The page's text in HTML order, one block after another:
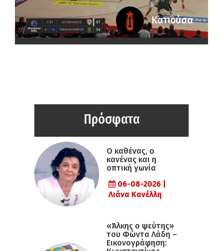
Κατιούσα
Πρόσφατα
Ο καθένας, ο
κανένας και η
οπτική γωνία
06-08-2026 |
Λιάνα Κανέλλη
«Άλκης ο ψεύτης»
του Φώντα Λάδη –
Εικονογράφηση: